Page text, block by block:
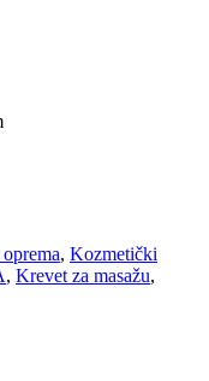
, Kozmetički
, Krevet za masažu,